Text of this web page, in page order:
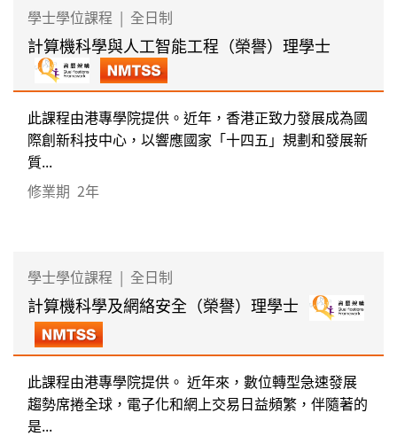
學士學位課程 | 全日制
計算機科學與人工智能工程（榮譽）理學士
此課程由港專學院提供。近年，香港正致力發展成為國
際創新科技中心，以響應國家「十四五」規劃和發展新
質...
修業期 2年
學士學位課程 | 全日制
計算機科學及網絡安全（榮譽）理學士
此課程由港專學院提供。 近年來，數位轉型急速發展
趨勢席捲全球，電子化和網上交易日益頻繁，伴隨著的
是...